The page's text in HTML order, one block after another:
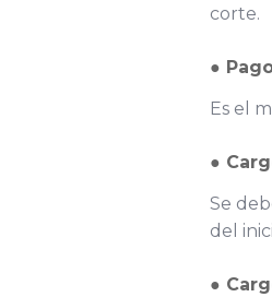
corte.
●
Es el
●
Se
del
●